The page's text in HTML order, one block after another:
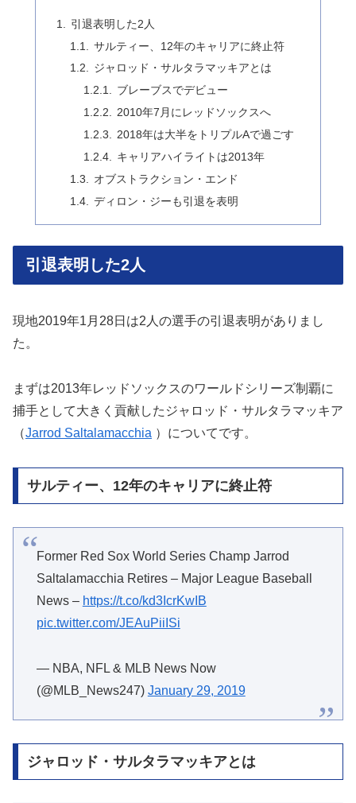
引退表明した2人
サルティー、12年のキャリアに終止符
ジャロッド・サルタラマッキアとは
ブレーブスでデビュー
2010年7月にレッドソックスへ
2018年は大半をトリプルAで過ごす
キャリアハイライトは2013年
オブストラクション・エンド
ディロン・ジーも引退を表明
引退表明した2人
現地2019年1月28日は2人の選手の引退表明がありまし
た。
まずは2013年レッドソックスのワールドシリーズ制覇に
捕手として大きく貢献したジャロッド・サルタラマッキア
（Jarrod Saltalamacchia ）についてです。
サルティー、12年のキャリアに終止符
Former Red Sox World Series Champ Jarrod
Saltalamacchia Retires – Major League Baseball
News – https://t.co/kd3IcrKwIB
pic.twitter.com/JEAuPiiISi
— NBA, NFL & MLB News Now
(@MLB_News247) January 29, 2019
ジャロッド・サルタラマッキアとは